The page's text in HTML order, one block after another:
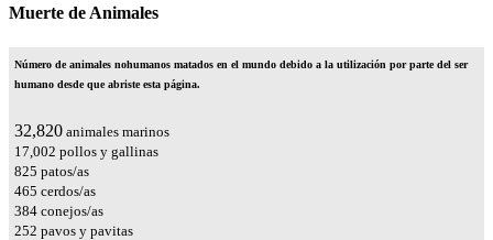
Muerte de Animales
Número de animales nohumanos matados en el mundo debido a la utilización por parte del ser
humano desde que abriste esta página.
37,100 animales marinos
19,219 pollos y gallinas
932 patos/as
526 cerdos/as
434 conejos/as
285 pavos y pavitas